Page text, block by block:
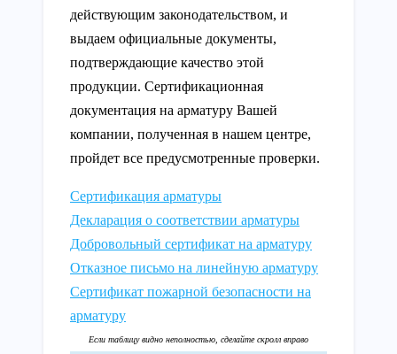
действующим законодательством, и
выдаем официальные документы,
подтверждающие качество этой
продукции. Сертификационная
документация на арматуру Вашей
компании, полученная в нашем центре,
пройдет все предусмотренные проверки.
Сертификация арматуры
Декларация о соответствии арматуры
Добровольный сертификат на арматуру
Отказное письмо на линейную арматуру
Сертификат пожарной безопасности на
арматуру